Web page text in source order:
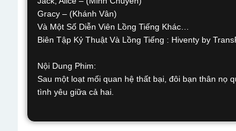
Gracy – (Khánh Vân)
Và Một Số Diễn Viên Lồng Tiếng Khác…
Biên Tập Kỷ Thuật Và Lồng Tiếng : Hiventy by
Nội Dung Phim:
Sau một loạt mối quan hệ thất bại, đôi bạn thân nọ
tình yêu giữa cả hai.